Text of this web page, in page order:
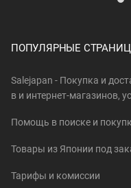
ПОПУЛЯРНЫЕ
Salejapan - Покупка и
в и интернет-магазинов,
Помощь в поиске и
Товары из Японии под
Тарифы и комиссии